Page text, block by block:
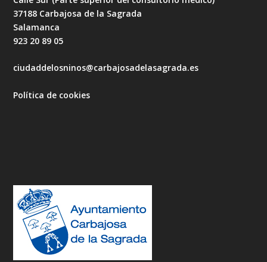
37188 Carbajosa de la Sagrada
Salamanca
923 20 89 05
ciudaddelosninos@carbajosadelasagrada.es
Política de cookies